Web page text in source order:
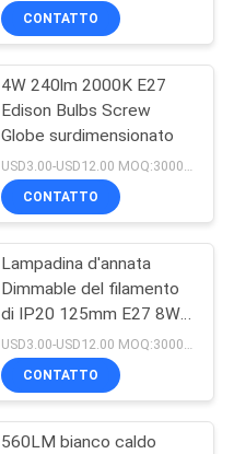
LED
23
CONTATTO
4W 240lm 2000K E27
Edison Bulbs Screw
Globe surdimensionato
USD3.00-USD12.00 MOQ:3000pcs
CONTATTO
Lampadina d'annata
Dimmable del filamento
di IP20 125mm E27 8W
LED
CONTATTO
560LM bianco caldo